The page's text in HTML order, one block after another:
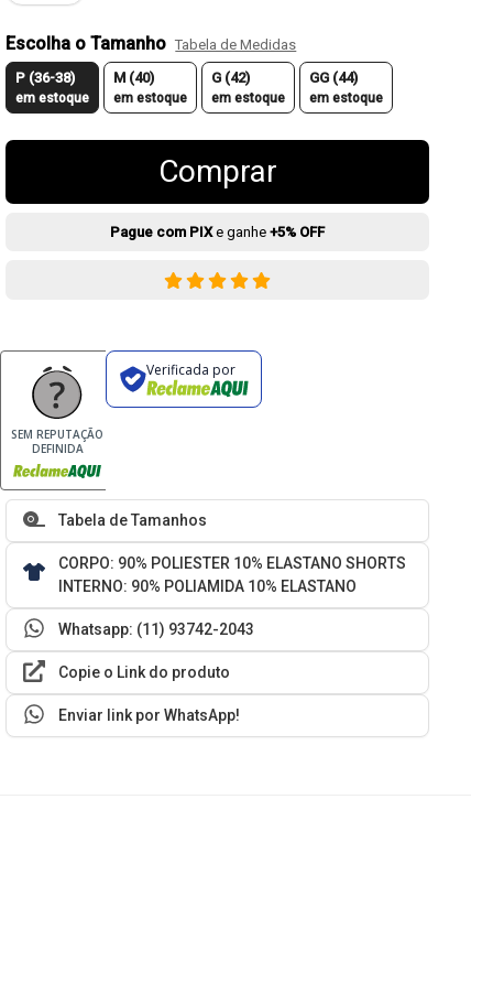
Escolha o Tamanho Tabela de Medidas
P (36-38)
em estoque
M (40)
em estoque
G (42)
em estoque
GG (44)
em estoque
Comprar
Pague com PIXe ganhe+5% OFF
SEM REPUTAÇÃO
DEFINIDA
Verificada por
Tabela de Tamanhos
CORPO: 90% POLIESTER 10% ELASTANO SHORTS
INTERNO: 90% POLIAMIDA 10% ELASTANO
Whatsapp: (11) 93742-2043
Copie o Link do produto
Enviar link por WhatsApp!